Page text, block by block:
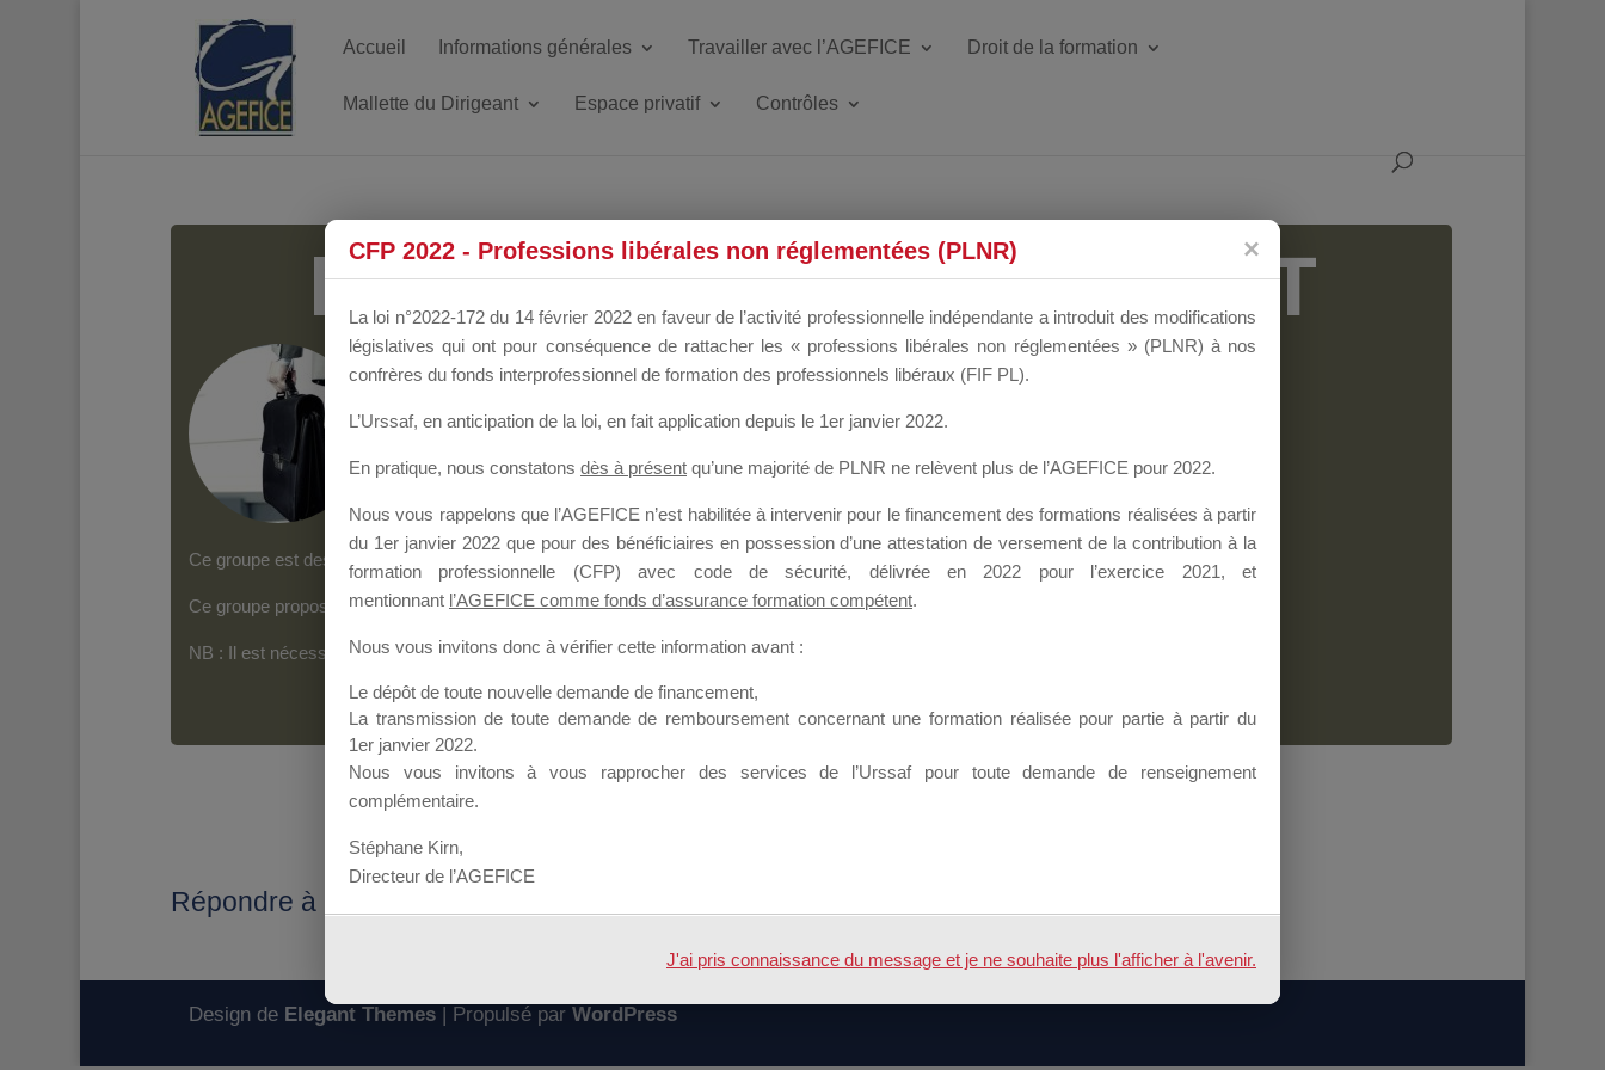
Accueil Informations générales Travailler avec l’AGEFICE Droit de la formation
Mallette du Dirigeant Espace privatif Contrôles
MALLETTE DU DIRIGEANT
Groupe Public il y a un mois
Ce groupe est destiné aux Organismes de Formation qui souhaitent répondre à l’Appel à Propositions Mallette du Dirigeant.
Ce groupe propose un forum dédié au support sur lequel il est possible de laisser un message ou poser une question.
NB : Il est nécessaire d’êtreinscrit(e)pour pouvoir rejoindre ce groupe
Répondre à : Acte d'engagement mallette du dirigeant 2016
Design de Elegant Themes| Propulsé par WordPress
CFP 2022 - Professions libérales non réglementées (PLNR)
La loi n°2022-172 du 14 février 2022 en faveur de l’activité professionnelle indépendante a introduit des modifications
législatives qui ont pour conséquence de rattacher les « professions libérales non réglementées » (PLNR) à nos
confrères du fonds interprofessionnel de formation des professionnels libéraux (FIF PL).
L’Urssaf, en anticipation de la loi, en fait application depuis le 1er janvier 2022.
En pratique, nous constatons dès à présent qu’une majorité de PLNR ne relèvent plus de l’AGEFICE pour 2022.
Nous vous rappelons que l’AGEFICE n’est habilitée à intervenir pour le financement des formations réalisées à partir
du 1er janvier 2022 que pour des bénéficiaires en possession d’une attestation de versement de la contribution à la
formation professionnelle (CFP) avec code de sécurité, délivrée en 2022 pour l’exercice 2021, et
mentionnant l’AGEFICE comme fonds d’assurance formation compétent.
Nous vous invitons donc à vérifier cette information avant :
Le dépôt de toute nouvelle demande de financement,
La transmission de toute demande de remboursement concernant une formation réalisée pour partie à partir du
1er janvier 2022.
Nous vous invitons à vous rapprocher des services de l’Urssaf pour toute demande de renseignement
complémentaire.
Stéphane Kirn,
Directeur de l’AGEFICE
J'ai pris connaissance du message et je ne souhaite plus l'afficher à l'avenir.